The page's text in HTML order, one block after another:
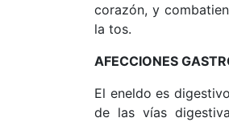
corazón, y
la tos.
AFECCIONES
El eneldo es
de las vías